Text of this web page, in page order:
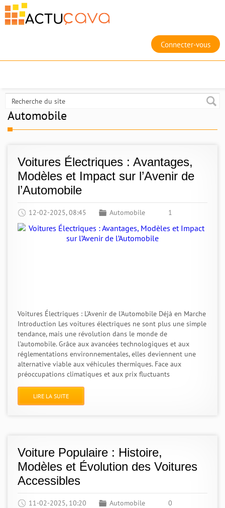
Connecter-vous
Automobile
Voitures Électriques : Avantages,
Modèles et Impact sur l’Avenir de
l’Automobile
12-02-2025, 08:45 Automobile 1
Voitures Électriques : L'Avenir de l'Automobile Déjà en Marche
Introduction Les voitures électriques ne sont plus une simple
tendance, mais une révolution dans le monde de
l'automobile. Grâce aux avancées technologiques et aux
réglementations environnementales, elles deviennent une
alternative viable aux véhicules thermiques. Face aux
préoccupations climatiques et aux prix fluctuants
LIRE LA SUITE
Voiture Populaire : Histoire,
Modèles et Évolution des Voitures
Accessibles
11-02-2025, 10:20 Automobile 0